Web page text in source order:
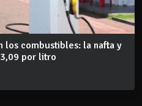
los combustibles: la nafta y
por litro